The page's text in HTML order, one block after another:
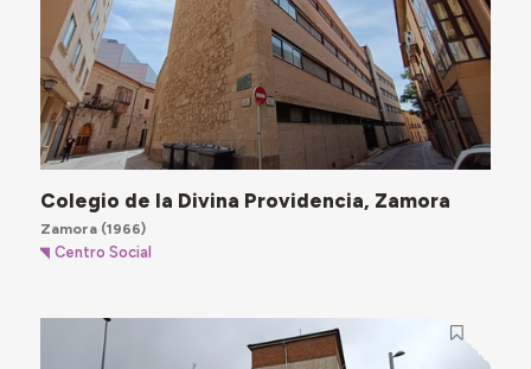
Colegio de la Divina Providencia, Zamora
Zamora(1966)
Centro Social